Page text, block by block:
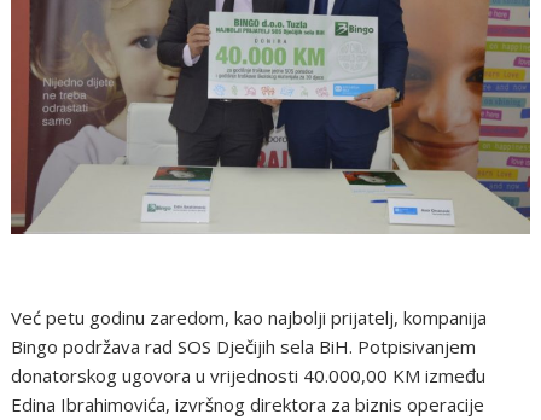
Već petu godinu zaredom, kao najbolji prijatelj, kompanija
Bingo podržava rad SOS Dječijih sela BiH. Potpisivanjem
donatorskog ugovora u vrijednosti 40.000,00 KM između
Edina Ibrahimovića, izvršnog direktora za biznis operacije